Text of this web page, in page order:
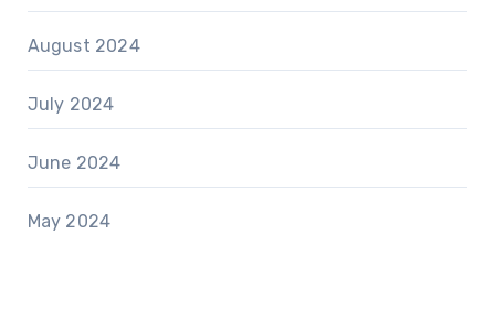
August 2024
July 2024
June 2024
May 2024